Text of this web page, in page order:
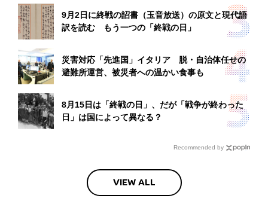
9月2日に終戦の詔書（玉音放送）の原文と現代語
訳を読む もう一つの「終戦の日」
災害対応「先進国」イタリア 脱・自治体任せの
避難所運営、被災者への温かい食事も
8月15日は「終戦の日」、だが「戦争が終わった
日」は国によって異なる？
Recommended by
VIEW ALL